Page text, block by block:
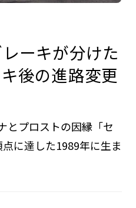
ーキが分けた
後の進路変更
とプロストの因縁「セ
に達した1989年に生ま